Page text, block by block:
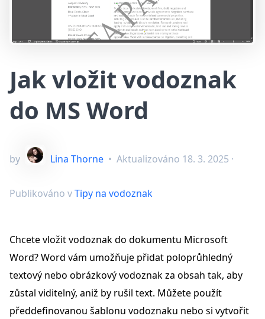
Jak vložit vodoznak
do MS Word
by Lina Thorne • Aktualizováno 18. 3. 2025 ·
Publikováno vTipy na vodoznak
Chcete vložit vodoznak do dokumentu Microsoft
Word? Word vám umožňuje přidat poloprůhledný
textový nebo obrázkový vodoznak za obsah tak, aby
zůstal viditelný, aniž by rušil text. Můžete použít
předdefinovanou šablonu vodoznaku nebo si vytvořit